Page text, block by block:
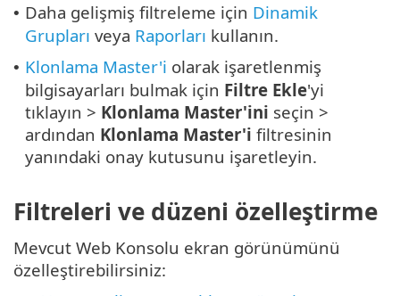
• Daha gelişmiş filtreleme için Dinamik
Grupları veya Raporları kullanın.
• Klonlama Master'i olarak işaretlenmiş
bilgisayarları bulmak için Filtre Ekle'yi
tıklayın > Klonlama Master'ini seçin >
ardından Klonlama Master'i filtresinin
yanındaki onay kutusunu işaretleyin.
Filtreleri ve düzeni özelleştirme
Mevcut Web Konsolu ekran görünümünü
özelleştirebilirsiniz: